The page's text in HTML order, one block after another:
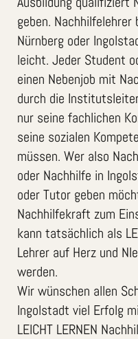
geben. Nachhilfelehrer
Nürnberg oder
leicht. Jeder Student
einen Nebenjob mit
durch die
nur seine fachlichen
seine sozialen
müssen. Wer also
oder Nachhilfe in
oder Tutor geben
Nachhilfekraft zum
kann tatsächlich als
Lehrer auf Herz und
werden.
Wir wünschen allen
Ingolstadt viel Erfolg
LEICHT LERNEN